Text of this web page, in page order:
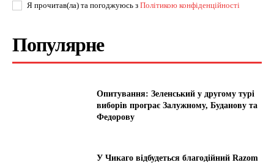
Я прочитав(ла) та погоджуюсь з Політикою конфіденційності
Популярне
Опитування: Зеленський у другому турі
виборів програє Залужному, Буданову та
Федорову
У Чикаго відбудеться благодійний Razom